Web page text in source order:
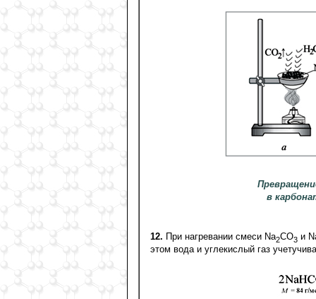
в
12. При нагревании смеси Na2CO3 и
этом вода и углекислый газ